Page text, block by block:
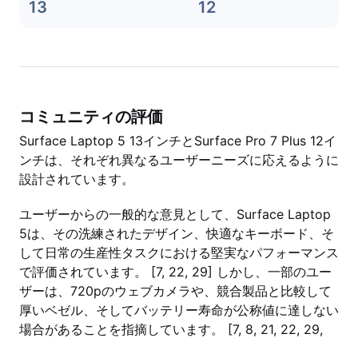
13 12
コミュニティの評価
Surface Laptop 5 13インチとSurface Pro 7 Plus 12イ
ンチは、それぞれ異なるユーザーニーズに応えるように
設計されています。
ユーザーからの一般的な意見として、Surface Laptop
5は、その洗練されたデザイン、快適なキーボード、そ
して日常の生産性タスクにおける堅実なパフォーマンス
で評価されています。 [7, 22, 29] しかし、一部のユー
ザーは、720pのウェブカメラや、競合製品と比較して
厚いベゼル、そしてバッテリー寿命が公称値に達しない
場合があることを指摘しています。 [7, 8, 21, 22, 29,